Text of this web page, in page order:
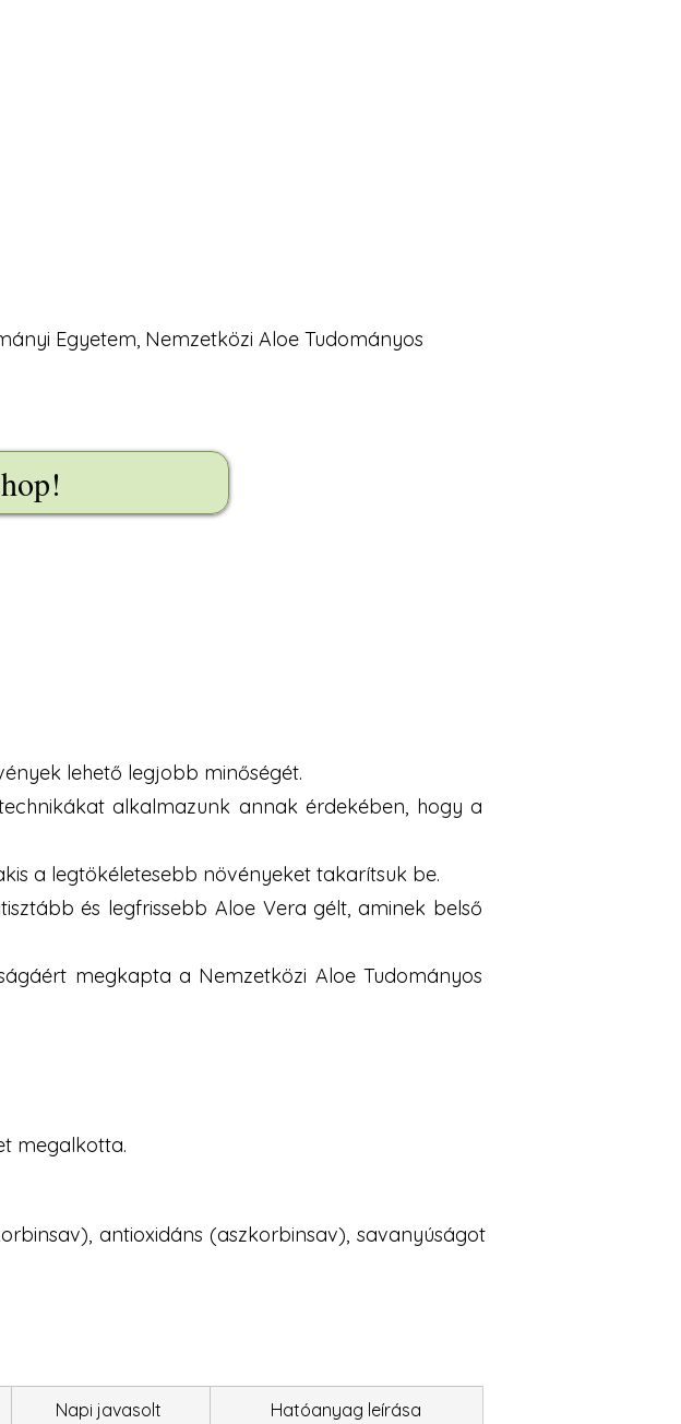
Egyetem, Nemzetközi Aloe Tudományos
lehető legjobb minőségét.
alkalmazunk annak érdekében, hogy a
a legtökéletesebb növényeket takarítsuk be.
és legfrissebb Aloe Vera gélt, aminek belső
megkapta a Nemzetközi Aloe Tudományos
megalkotta.
antioxidáns (aszkorbinsav), savanyúságot
Napi javasolt
Hatóanyag leírása